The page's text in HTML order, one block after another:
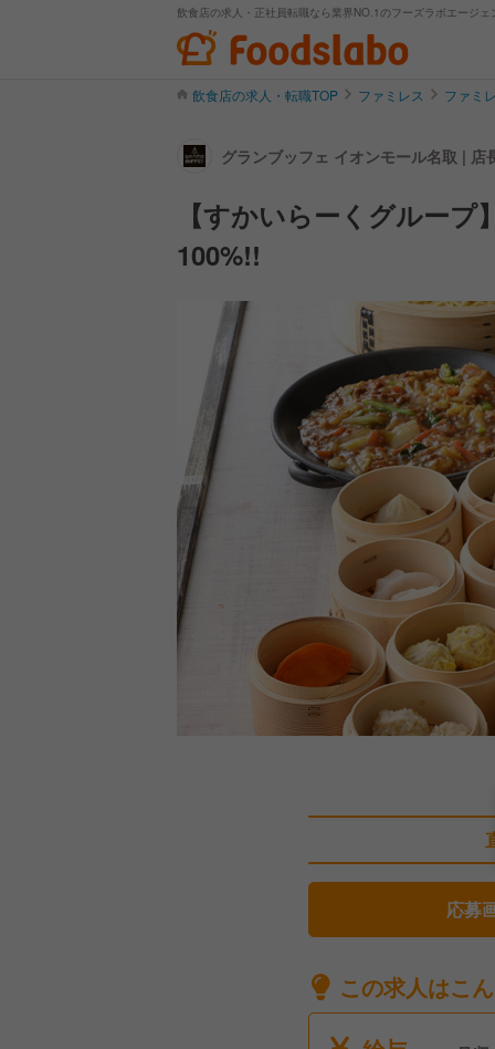
飲食店の求人・正社員転職なら業界NO.1のフーズラボエージェ
飲食店の求人・転職TOP ファミレス ファミ
グランブッフェ イオンモール名取 |
【すかいらーくグルー
100%!!
応募
この求人はこ